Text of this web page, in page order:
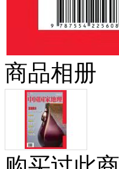
商品相册